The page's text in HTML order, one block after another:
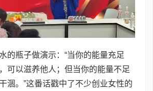
的瓶子做演示：“当你的能量充足
可以滋养他人；但当你的能量不足
涸。”这番话戳中了不少创业女性的